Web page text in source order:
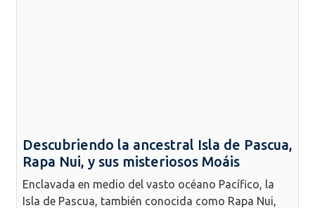
Descubriendo la ancestral Isla de Pascua,
Rapa Nui, y sus misteriosos Moáis
Enclavada en medio del vasto océano Pacífico, la
Isla de Pascua, también conocida como Rapa Nui,